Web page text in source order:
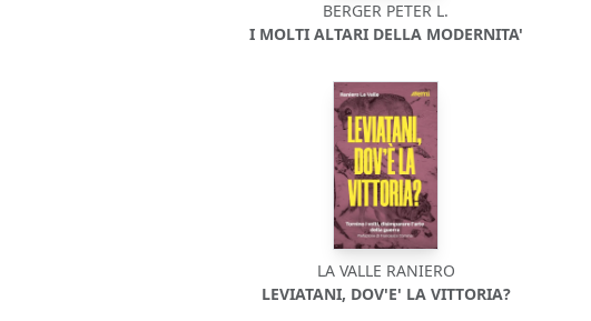
BERGER PETER L.
I MOLTI ALTARI DELLA MODERNITA'
LA VALLE RANIERO
LEVIATANI, DOV'E' LA VITTORIA?